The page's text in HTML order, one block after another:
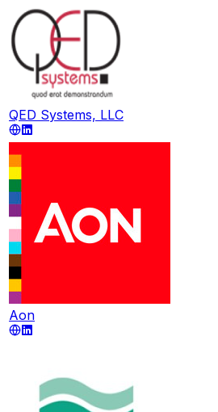
QED Systems, LLC
Aon